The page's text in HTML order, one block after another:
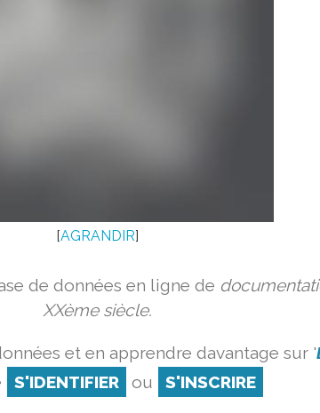
[AGRANDIR]
de données en ligne de
XXème siècle.
et en apprendre davantage sur '
S'IDENTIFIER ou S'INSCRIRE